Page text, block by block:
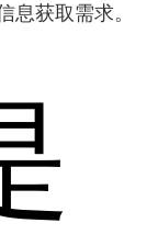
息获取需求。